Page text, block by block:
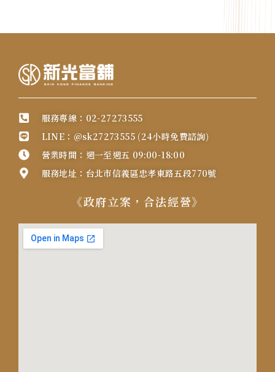
服務專線：02-27273555
LINE：@sk27273555 (24小時免費諮詢)
營業時間：週一至週五 09:00-18:00
服務地址：台北市信義區忠孝東路五段770號
《政府立案，合法經營》